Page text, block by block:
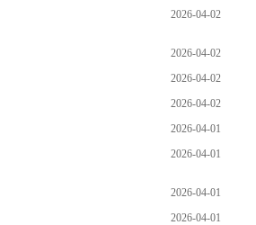
2026-04-02
2026-04-02
2026-04-02
2026-04-02
2026-04-01
2026-04-01
2026-04-01
2026-04-01